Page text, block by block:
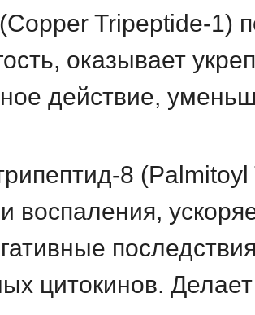
(Copper Tripeptide-1)
оказывает
действие,
8
воспаления,
цитокинов.